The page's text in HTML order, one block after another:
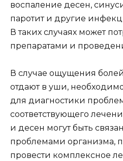
воспаление десен,
паротит и другие
В таких случаях может
препаратами и
В случае ощущения
отдают в уши,
для диагностики
соответствующего
и десен могут быть
проблемами организма,
провести комплексное